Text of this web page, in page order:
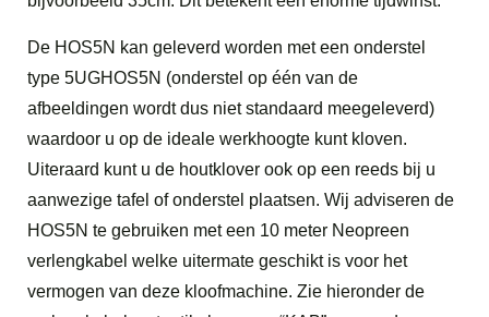
De HOS5N kan geleverd worden met een onderstel
type 5UGHOS5N (onderstel op één van de
afbeeldingen wordt dus niet standaard meegeleverd)
waardoor u op de ideale werkhoogte kunt kloven.
Uiteraard kunt u de houtklover ook op een reeds bij u
aanwezige tafel of onderstel plaatsen. Wij adviseren de
HOS5N te gebruiken met een 10 meter Neopreen
verlengkabel welke uitermate geschikt is voor het
vermogen van deze kloofmachine. Zie hieronder de